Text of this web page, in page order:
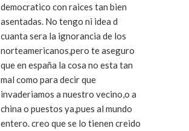
democratico con raices tan bien
asentadas. No tengo ni idea d
cuanta sera la ignorancia de los
norteamericanos,pero te aseguro
que en españa la cosa no esta tan
mal como para decir que
invaderiamos a nuestro vecino,o a
china o puestos ya,pues al mundo
entero. creo que se lo tienen creido